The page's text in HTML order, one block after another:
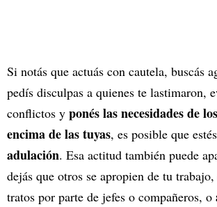
Si notás que actuás con cautela, buscás
pedís disculpas a quienes te lastimaron,
conflictos y ponés las necesidades de
encima de las tuyas, es posible que
adulación. Esa actitud también puede
dejás que otros se apropien de tu
tratos por parte de jefes o compañeros, o